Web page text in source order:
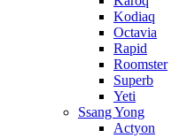
Kodiaq
Octavia
Rapid
Roomster
Superb
Yeti
Ssang Yong
Actyon